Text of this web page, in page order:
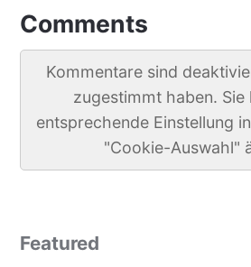
Comments
Kommentare sind
zugestimmt haben. Sie
entsprechende Einstellung
"Cookie-Auswahl"
Featured